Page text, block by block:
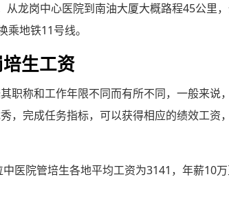
从龙岗中心医院到南油大厦大概路程45公里
地铁11号线。
生工资
职称和工作年限不同而有所不同，一般来说
，完成任务指标，可以获得相应的绩效工资
医院管培生各地平均工资为3141，年薪10